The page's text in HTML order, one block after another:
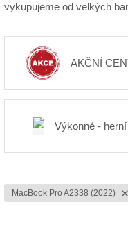
vykupujeme od velkých
AKČNÍ
Výkonné - herní
MacBook Pro A2338 (2022)